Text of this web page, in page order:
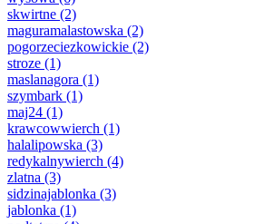
skwirtne (2)
maguramalastowska (2)
pogorzeciezkowickie (2)
stroze (1)
maslanagora (1)
szymbark (1)
maj24 (1)
krawcowwierch (1)
halalipowska (3)
redykalnywierch (4)
zlatna (3)
sidzinajablonka (3)
jablonka (1)